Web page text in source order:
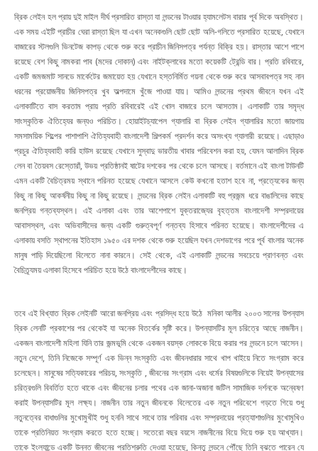
ব্রিক লেইন হল প্রায় দুই মাইল দীর্ঘ প্রসারিত রাস্তা যা লন্ডনের টাওয়ার হ্যামলেটস বারার পূর্ব দিকে অবস্থিত।
এক সময় এইটি প্রাচীর ঘেরা রাস্তা ছিল যা এখন অনেকগুলি ছোট ছোট অলি-গলিতে প্রসারিত হয়েছে, যেখানে
বাজারের স্টলগুলি ভিনটেজ কাপড় থেকে শুরু করে প্রাচীন জিনিসপত্র পর্যন্ত বিক্রি হয়। রাস্তার আশে পাশে
রয়েছে বেশ কিছু নামকরা পাব (মদের দোকান) এবং নাইটক্লাবের মতো কয়েকটি ট্রেন্ডি বার। প্রতি রবিবারে,
একটি জমজমাট সানডে মার্কেটের জমায়েত হয় যেখানে হস্তনির্মিত গয়না থেকে শুরু করে আসবাবপত্র সহ নান
ধরনের প্রয়োজনীয় জিনিসপত্র খুব অল্পদামে খুঁজে পাওয়া যায়। আমিও লন্ডনের প্রথম জীবনে যখন এই
এলাকাটিতে বাস করতাম প্রায় প্রতি রবিবারেই এই খোল বাজারে চলে আসতাম। এলাকাটি তার সমৃদ্ধ
সাংস্কৃতিক ঐতিহ্যের জন্যও পরিচিত। হোয়াইটচ্যাপেল গ্যালারি বা ব্রিক লেইন গ্যালারির মতো জায়গায়
সমসাময়িক শিল্পের পাশাপাশি ঐতিহ্যবাহী বাংলাদেশী শিল্পকর্ম প্রদর্শন করে অসংখ্য গ্যালারী রয়েছে। এছাড়াও
প্রচুর ঐতিহ্যবাহী কারি হাউস রয়েছে যেখানে সুস্বাদু ভারতীয় খাবার পরিবেশন করা হয়, যেমন আলাদিন ব্রিক
লেন বা তৈয়বস রেস্তোরাঁ, উভয় প্রতিষ্ঠানই ষাটের দশকের পর থেকে চলে আসছে। বর্তমানে এই বাংলা টাউনটি
এমন একটি বৈচিত্রময় স্থানে পরিনত হয়েছে যেখানে আসলে কেউ কখনো হতাশ হবে না, প্রত্যেকের জন্য
কিছু না কিছু আকর্ষনীয় কিছু না কিছু রয়েছে। লন্ডনের ব্রিক লেইন এলাকাটি বহু প্রজন্ম ধরে বাঙালিদের কাছে
জনপ্রিয় গন্তব্যস্থল। এই এলাকা এবং তার আশেপাশে যুক্তরাজ্যের বৃহত্তম বাংলাদেশী সম্প্রদায়ের
আবাসস্থল, এবং অভিবাসীদের জন্য একটি গুরুত্বপূর্ণ গন্তব্য হিসাবে পরিনত হয়েছে। বাংলাদেশীদের এ
এলাকায় বসতি স্থাপনের ইতিহাস ১৯৫০ এর দশক থেকে শুরু হয়েছিল যখন দেশভাগের পরে পূর্ব বাংলার অনেক
মানুষ পাড়ি দিয়েছিলো বিলেতে নানা কারনে। সেই থেকে, এই এলাকাটি লন্ডনের সবচেয়ে প্রাণবন্ত এবং
বৈচিত্র্যময় এলাকা হিসেবে পরিচিত হয়ে উঠে বাংলাদেশীদের কাছে।
তবে এই বিখ্যাত ব্রিক লেইনটি আরো জনপ্রিয় এবং প্রসিদ্ধ হয়ে উঠে মনিকা আলীর ২০০৩ সালের উপন্যাস
ব্রিক লেনটি প্রকাশের পর থেকেই যা অনেক বিতর্কের সৃষ্টি করে। উপন্যাসটির মূল চরিত্রে আছে নাজনীন।
একজন বাংলাদেশী মহিলা যিনি তার জন্মভূমি থেকে একজন বয়স্ক লোককে বিয়ে করার পর লন্ডনে চলে আসেন।
নতুন দেশে, তিনি নিজেকে সম্পূর্ণ এক ভিন্ন সংস্কৃতি এবং জীবনধারার সাথে খাপ খাইয়ে নিতে সংগ্রাম করে
চলেছেন। মানুষের সত্যিকারের পরিচয়, সংস্কৃতি , জীবনের সংগ্রাম এবং ধর্মের বিষয়গুলিকে নিয়েই উপন্যাসের
চরিত্রগুলি বিবর্তিত হতে থাকে এবং জীবনের চলার পথের এক জানা-অজানা জটিল সামাজিক দর্শনকে অন্বেষণ
করাই উপন্যাসটির মূল লক্ষ্য। নাজনীন তার নতুন জীবনকে বিলেতের এক নতুন পরিবেশে গড়তে গিয়ে শুধু
নতুনত্বের বাধাগুলির মুখোমুখীই শুধু হননি সাথে সাথে তার পরিবার এবং সম্প্রদায়ের প্রত্যাশাগুলির মুখোমুখিও
তাকে প্রতিনিয়ত সংগ্রাম করতে হতে হচ্ছে। সতেরো বছর বয়সে নাজনীনের বিয়ে দিয়ে শুরু হয় আখ্যান।
তাকে ইংল্যান্ডে একটি উন্নত জীবনের প্রতিশ্রুতি দেওয়া হয়েছে, কিন্তু লন্ডনে পৌঁছে তিনি বুঝতে পারেন যে